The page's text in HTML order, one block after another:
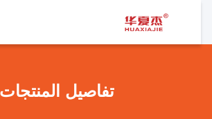
تفاصيل المنتجات